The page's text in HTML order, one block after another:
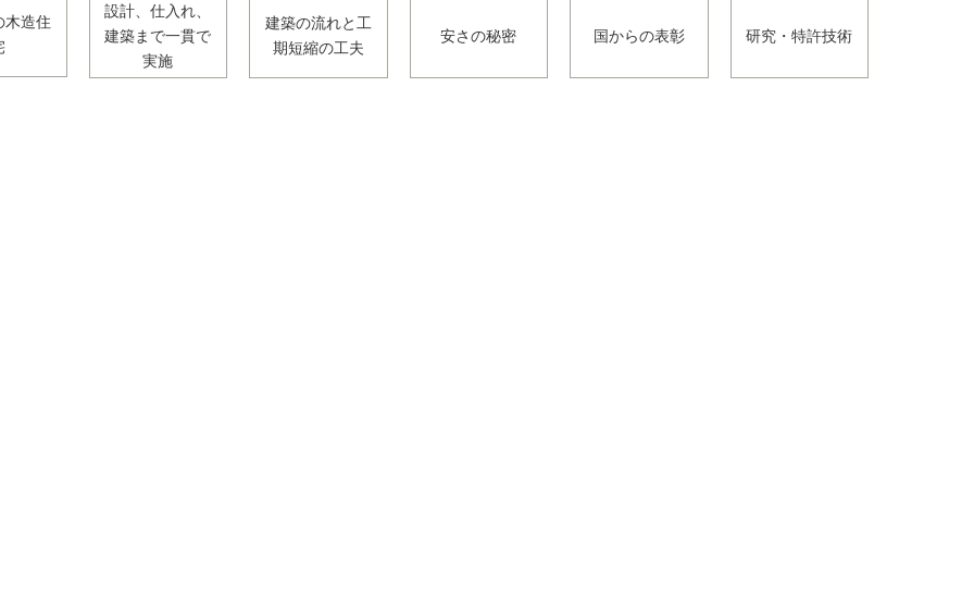
木造住
設計、仕入れ、
建築まで一貫で
実施
建築の流れと工
期短縮の工夫
安さの秘密 国からの表彰 研究・特許技術